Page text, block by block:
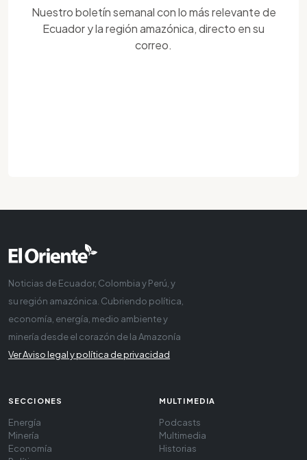
Nuestro boletín semanal con lo más relevante de
Ecuador y la región amazónica, directo en su
correo.
Noticias de Ecuador, Colombia y Perú, y
su región amazónica. Cubriendo política,
economía, energía, medio ambiente y
minería desde el corazón de la Amazonía
Ver Aviso legal y política de privacidad
SECCIONES
Energía
Minería
Economía
MULTIMEDIA
Podcasts
Multimedia
Historias